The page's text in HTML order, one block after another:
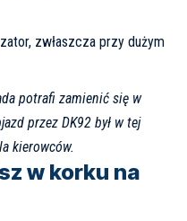
zwłaszcza przy dużym
potrafi zamienić się w
przez DK92 był w tej
kierowców.
w korku na